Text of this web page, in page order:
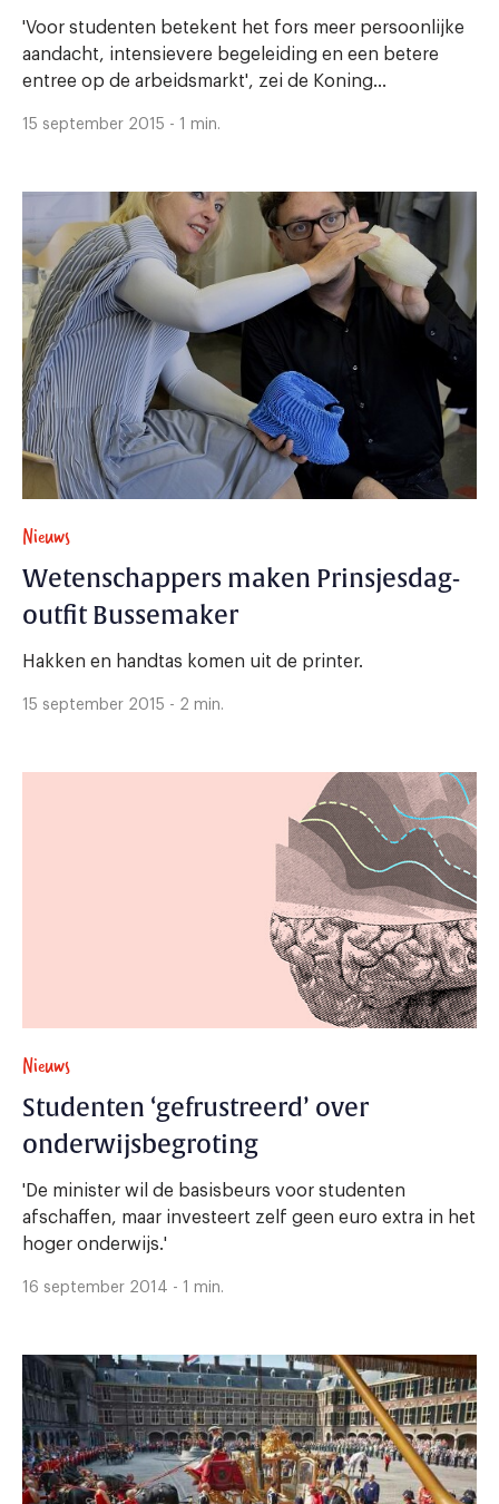
'Voor studenten betekent het fors meer persoonlijke
aandacht, intensievere begeleiding en een betere
entree op de arbeidsmarkt', zei de Koning...
15 september 2015 - 1 min.
Nieuws
Wetenschappers maken Prinsjesdag-
outfit Bussemaker
Hakken en handtas komen uit de printer.
15 september 2015 - 2 min.
Nieuws
Studenten ‘gefrustreerd’ over
onderwijsbegroting
'De minister wil de basisbeurs voor studenten
afschaffen, maar investeert zelf geen euro extra in het
hoger onderwijs.'
16 september 2014 - 1 min.